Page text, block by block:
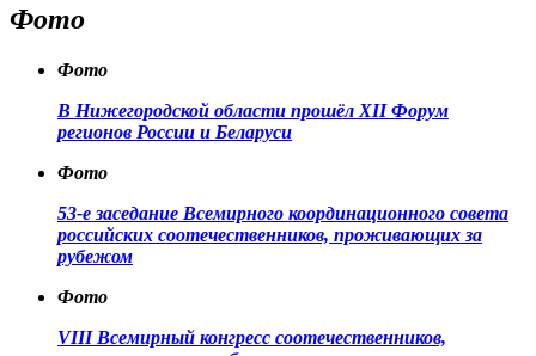
Фото
Фото
В Нижегородской области прошёл XII Форум
регионов России и Беларуси
Фото
53-е заседание Всемирного координационного совета
российских соотечественников, проживающих за
рубежом
Фото
VIII Всемирный конгресс соотечественников,